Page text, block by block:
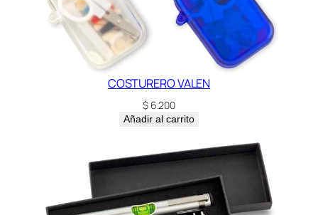
COSTURERO VALEN
$6.200
Añadir al carrito